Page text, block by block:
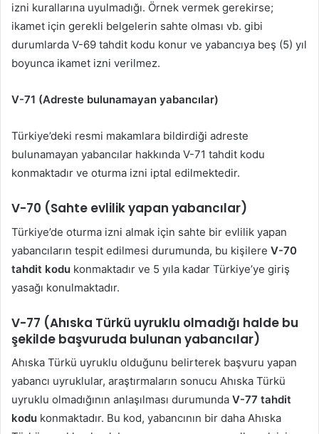
izni kurallarına uyulmadığı. Örnek vermek gerekirse;
ikamet için gerekli belgelerin sahte olması vb. gibi
durumlarda V-69 tahdit kodu konur ve yabancıya beş (5) yıl
boyunca ikamet izni verilmez.
V-71 (Adreste bulunamayan yabancılar)
Türkiye’deki resmi makamlara bildirdiği adreste
bulunamayan yabancılar hakkında V-71 tahdit kodu
konmaktadır ve oturma izni iptal edilmektedir.
V-70 (Sahte evlilik yapan yabancılar)
Türkiye’de oturma izni almak için sahte bir evlilik yapan
yabancıların tespit edilmesi durumunda, bu kişilere V-70
tahdit kodu konmaktadır ve 5 yıla kadar Türkiye’ye giriş
yasağı konulmaktadır.
V-77 (Ahıska Türkü uyruklu olmadığı halde bu
şekilde başvuruda bulunan yabancılar)
Ahıska Türkü uyruklu olduğunu belirterek başvuru yapan
yabancı uyruklular, araştırmaların sonucu Ahıska Türkü
uyruklu olmadığının anlaşılması durumunda V-77 tahdit
kodu konmaktadır. Bu kod, yabancının bir daha Ahıska